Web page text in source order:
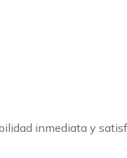
inmediata y